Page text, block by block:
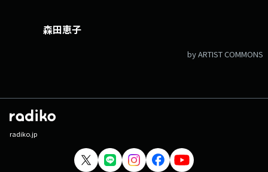
森田恵子
by ARTIST COMMONS
radiko.jp